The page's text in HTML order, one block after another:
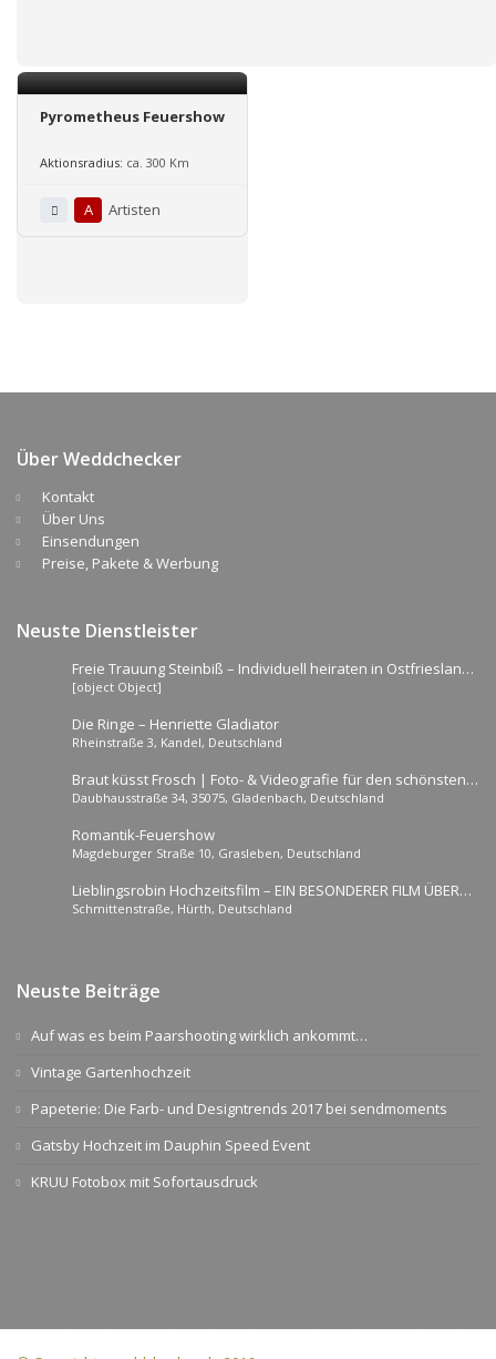
Pyrometheus Feuershow
Aktionsradius: ca. 300 Km
A Artisten
Über Weddchecker
Kontakt
Über Uns
Einsendungen
Preise, Pakete & Werbung
Neuste Dienstleister
Freie Trauung Steinbiß – Individuell heiraten in Ostfriesland
und „umzu“
[object Object]
Die Ringe – Henriette Gladiator
Rheinstraße 3, Kandel, Deutschland
Braut küsst Frosch | Foto- & Videografie für den schönsten
Tag
Daubhausstraße 34, 35075, Gladenbach, Deutschland
Romantik-Feuershow
Magdeburger Straße 10, Grasleben, Deutschland
Lieblingsrobin Hochzeitsfilm – EIN BESONDERER FILM ÜBER
DEN SCHÖNSTEN TAG IM LEBEN
Schmittenstraße, Hürth, Deutschland
Neuste Beiträge
Auf was es beim Paarshooting wirklich ankommt…
Vintage Gartenhochzeit
Papeterie: Die Farb- und Designtrends 2017 bei sendmoments
Gatsby Hochzeit im Dauphin Speed Event
KRUU Fotobox mit Sofortausdruck